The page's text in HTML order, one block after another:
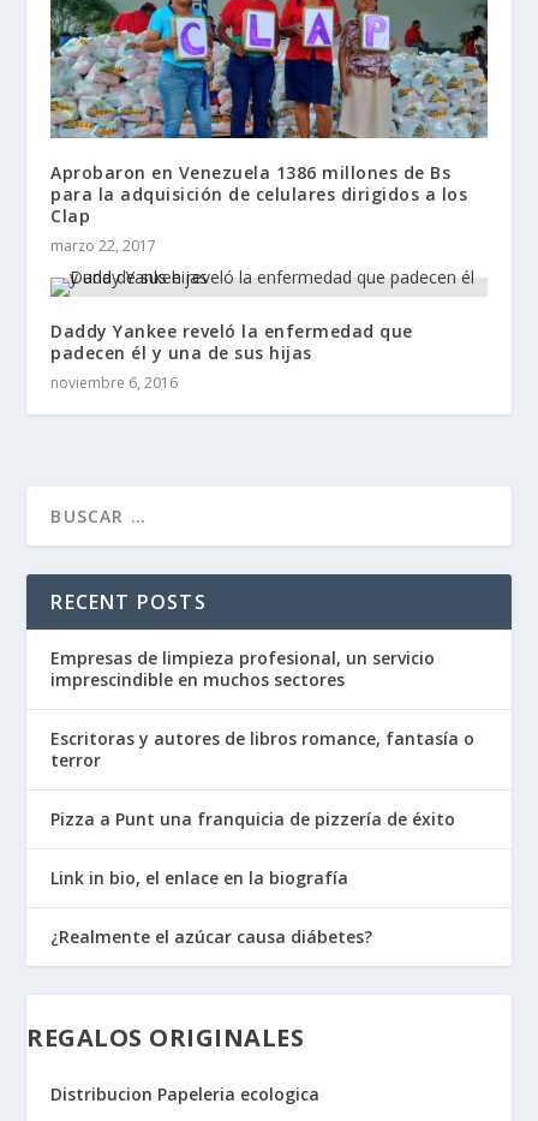
Aprobaron en Venezuela 1386 millones de Bs
para la adquisición de celulares dirigidos a los
Clap
marzo 22, 2017
Daddy Yankee reveló la enfermedad que
padecen él y una de sus hijas
noviembre 6, 2016
RECENT POSTS
Empresas de limpieza profesional, un servicio
imprescindible en muchos sectores
Escritoras y autores de libros romance, fantasía o
terror
Pizza a Punt una franquicia de pizzería de éxito
Link in bio, el enlace en la biografía
¿Realmente el azúcar causa diábetes?
REGALOS ORIGINALES
Distribucion Papeleria ecologica